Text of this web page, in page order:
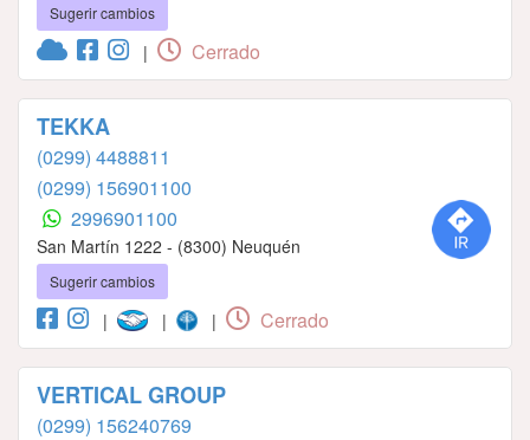
Sugerir cambios
| Cerrado
TEKKA
(0299) 4488811
(0299) 156901100
2996901100
San Martín 1222 - (8300) Neuquén
Sugerir cambios
| | | Cerrado
VERTICAL GROUP
(0299) 156240769